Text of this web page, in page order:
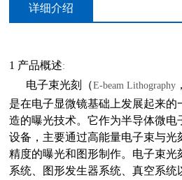
详细介绍
1 产品概述:
电子束光刻（E-beam Lithography
是在电子显微镜基础上发展起来的
造的曝光技术。它作为半导体微电
设备，主要通过高能量电子束与光
精度的曝光和图形制作。电子束光
系统、图形发生器系统、真空系